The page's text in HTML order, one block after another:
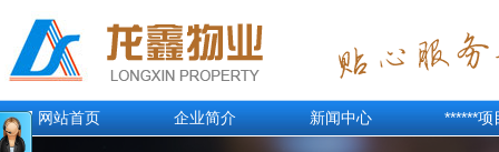
网站首页 企业简介 新闻中心 ******项